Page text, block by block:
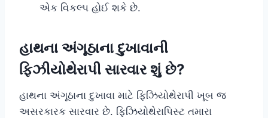
એક વિકલ્પ હોઈ શકે છે.
હાથના અંગૂઠાના દુખાવાની
ફિઝીયોથેરાપી સારવાર શું છે?
હાથના અંગૂઠાના દુખાવા માટે ફિઝિયોથેરાપી ખૂબ જ
અસરકારક સારવાર છે. ફિઝિયોથેરાપિસ્ટ તમારા